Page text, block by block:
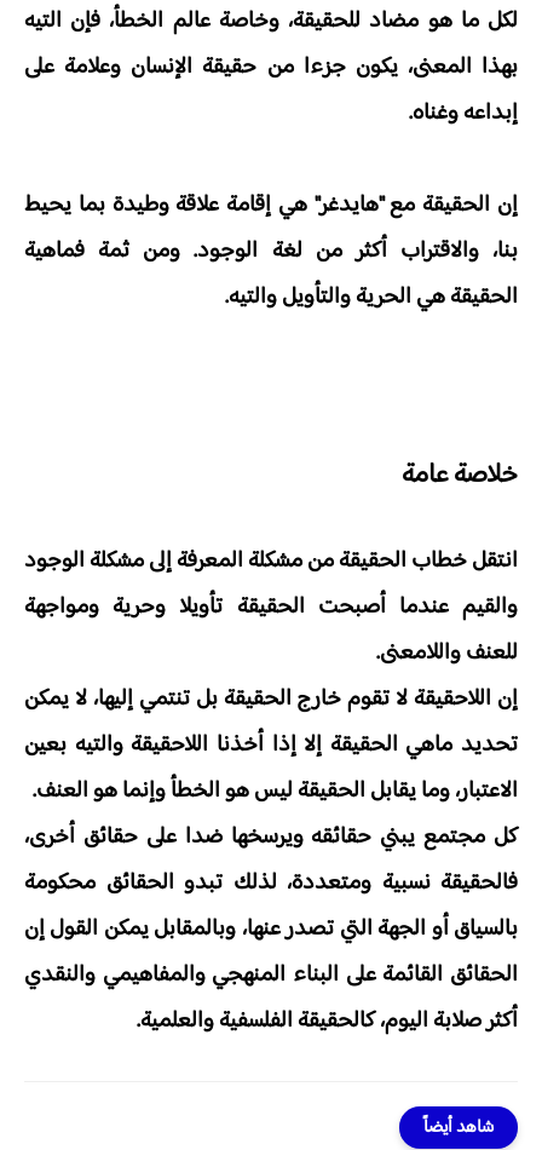
لكل ما هو مضاد للحقيقة، وخاصة عالم الخطأ، فإن التيه
بهذا المعنى، يكون جزءا من حقيقة الإنسان وعلامة على
إبداعه وغناه.
إن الحقيقة مع "هايدغر" هي إقامة علاقة وطيدة بما يحيط
بنا، والاقتراب أكثر من لغة الوجود. ومن ثمة فماهية
الحقيقة هي الحرية والتأويل والتيه.
خلاصة عامة
انتقل خطاب الحقيقة من مشكلة المعرفة إلى مشكلة الوجود
والقيم عندما أصبحت الحقيقة تأويلا وحرية ومواجهة
للعنف واللامعنى.
إن اللاحقيقة لا تقوم خارج الحقيقة بل تنتمي إليها، لا يمكن
تحديد ماهي الحقيقة إلا إذا أخذنا اللاحقيقة والتيه بعين
الاعتبار، وما يقابل الحقيقة ليس هو الخطأ وإنما هو العنف.
كل مجتمع يبني حقائقه ويرسخها ضدا على حقائق أخرى،
فالحقيقة نسبية ومتعددة، لذلك تبدو الحقائق محكومة
بالسياق أو الجهة التي تصدر عنها، وبالمقابل يمكن القول إن
الحقائق القائمة على البناء المنهجي والمفاهيمي والنقدي
أكثر صلابة اليوم، كالحقيقة الفلسفية والعلمية.
شاهد أيضاً